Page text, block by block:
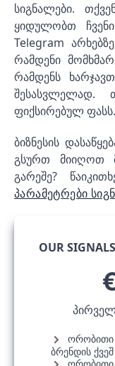
სიგნალები.
ყიდულობთ
Telegram
რამდენი
რამდენს
შესასვლელად.
ფიქსირებულ ფასს.
ბიზნესის
გსურთ მიიღოთ
გარეშე?
პარამეტრები
OUR
ორობითი
ბრენდის ქვეშ